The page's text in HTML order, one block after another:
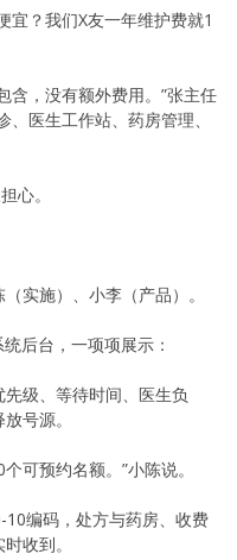
宜？我们X友一年维护费就1
含，没有额外费用。”张主任
医生工作站、药房管理、
心。
实施）、小李（产品）。
后台，一项项展示：
先级、等待时间、医生负
号源。
可预约名额。”小陈说。
10编码，处方与药房、收费
收到。